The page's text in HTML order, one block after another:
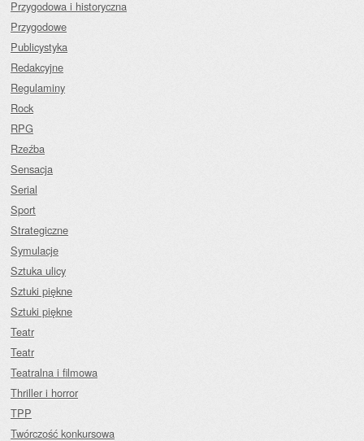
Przygodowa i historyczna
Przygodowe
Publicystyka
Redakcyjne
Regulaminy
Rock
RPG
Rzeźba
Sensacja
Serial
Sport
Strategiczne
Symulacje
Sztuka ulicy
Sztuki piękne
Sztuki piękne
Teatr
Teatr
Teatralna i filmowa
Thriller i horror
TPP
Twórczość konkursowa